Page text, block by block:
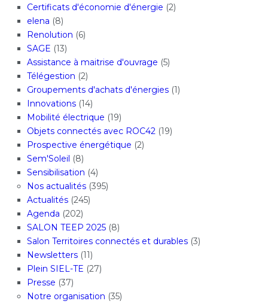
Certificats d'économie d'énergie (2)
elena (8)
Renolution (6)
SAGE (13)
Assistance à maitrise d'ouvrage (5)
Télégestion (2)
Groupements d'achats d'énergies(1)
Innovations(14)
Mobilité électrique (19)
Objets connectés avec ROC42(19)
Prospective énergétique (2)
Sem'Soleil (8)
Sensibilisation (4)
Nos actualités(395)
Actualités(245)
Agenda (202)
SALON TEEP 2025(8)
Salon Territoires connectés et durables(3)
Newsletters(11)
Plein SIEL-TE (27)
Presse (37)
Notre organisation (35)